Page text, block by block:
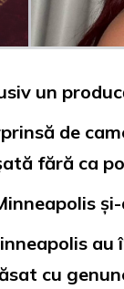
un
de
fără ca
cu